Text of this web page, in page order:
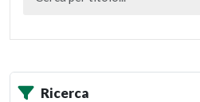
Ricerca